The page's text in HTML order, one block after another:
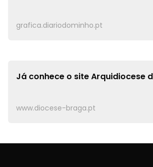
grafica.diariodominho.pt
Já conhece o siteArquidiocese
www.diocese-braga.pt